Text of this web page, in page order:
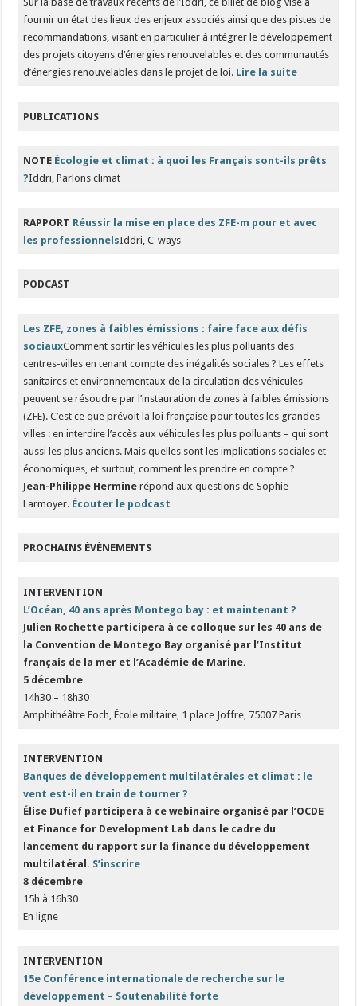
fournir un état des lieux des enjeux associés ainsi que des pistes de
recommandations, visant en particulier à intégrer le développement
des projets citoyens d’énergies renouvelables et des communautés
d’énergies renouvelables dans le projet de loi. Lire la suite
PUBLICATIONS
NOTE Écologie et climat : à quoi les Français sont-ils prêts
?Iddri, Parlons climat
RAPPORT Réussir la mise en place des ZFE-m pour et avec
les professionnelsIddri, C-ways
PODCAST
Les ZFE, zones à faibles émissions : faire face aux défis
sociauxComment sortir les véhicules les plus polluants des
centres-villes en tenant compte des inégalités sociales ? Les effets
sanitaires et environnementaux de la circulation des véhicules
peuvent se résoudre par l’instauration de zones à faibles émissions
(ZFE). C’est ce que prévoit la loi française pour toutes les grandes
villes : en interdire l’accès aux véhicules les plus polluants – qui sont
aussi les plus anciens. Mais quelles sont les implications sociales et
économiques, et surtout, comment les prendre en compte ?
Jean-Philippe Herminerépond aux questions de Sophie
Larmoyer. Écouter le podcast
PROCHAINS ÉVÈNEMENTS
INTERVENTION
L’Océan, 40 ans après Montego bay : et maintenant ?
Julien Rochette participera à ce colloque sur les 40 ans de
la Convention de Montego Bay organisé par l’Institut
français de la mer et l’Académie de Marine.
5 décembre
14h30 – 18h30
Amphithéâtre Foch, École militaire, 1 place Joffre, 75007 Paris
INTERVENTION
Banques de développement multilatérales et climat : le
vent est-il en train de tourner ?
Élise Dufief participera à ce webinaire organisé par l’OCDE
et Finance for Development Lab dans le cadre du
lancement du rapport sur la finance du développement
multilatéral. S’inscrire
8 décembre
15h à 16h30
En ligne
INTERVENTION
15e Conférence internationale de recherche sur le
développement – Soutenabilité forte